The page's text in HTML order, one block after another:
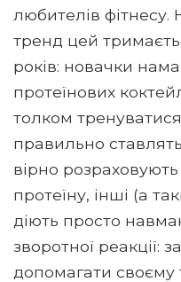
любителів
тренд цей
років: новачки
протеїнових
толком
правильно
вірно
протеїну, інші (а
діють просто
зворотної реакції:
допомагати своєму